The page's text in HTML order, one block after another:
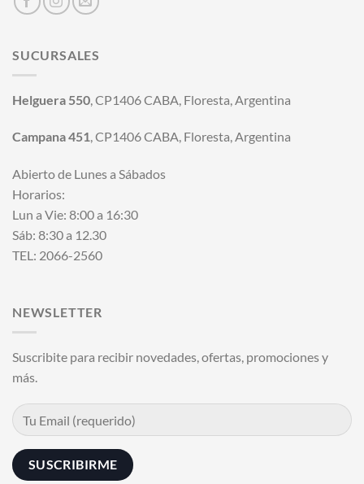
SUCURSALES
Helguera 550 , CP1406 CABA, Floresta, Argentina
Campana 451, CP1406 CABA, Floresta, Argentina
Abierto de Lunes a Sábados
Horarios:
Lun a Vie: 8:00 a 16:30
Sáb: 8:30 a 12.30
TEL: 2066-2560
NEWSLETTER
Suscribite para recibir novedades, ofertas, promociones y
más.